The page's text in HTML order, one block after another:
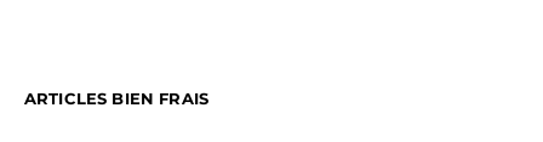
ARTICLES BIEN FRAIS